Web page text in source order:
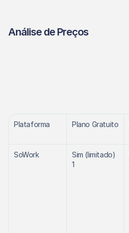
Análise de Preços
Plataforma Plano Gratuito
SoWork
Sim (limitado)
1